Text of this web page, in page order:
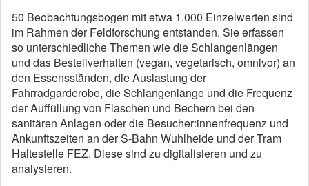
50 Beobachtungsbogen mit etwa 1.000 Einzelwerten sind
im Rahmen der Feldforschung entstanden. Sie erfassen
so unterschiedliche Themen wie die Schlangenlängen
und das Bestellverhalten (vegan, vegetarisch, omnivor) an
den Essensständen, die Auslastung der
Fahrradgarderobe, die Schlangenlänge und die Frequenz
der Auffüllung von Flaschen und Bechern bei den
sanitären Anlagen oder die Besucher:innenfrequenz und
Ankunftszeiten an der S-Bahn Wuhlheide und der Tram
Haltestelle FEZ. Diese sind zu digitalisieren und zu
analysieren.